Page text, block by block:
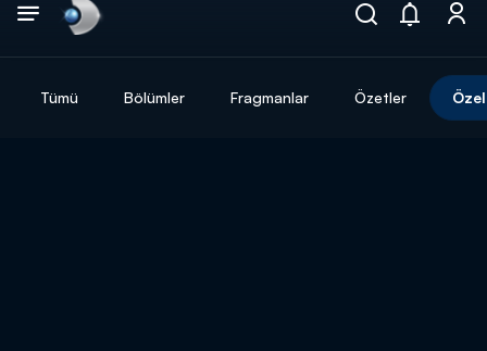
Tümü Bölümler Fragmanlar Özetler